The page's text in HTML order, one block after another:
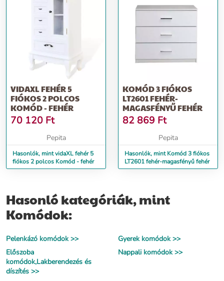
VIDAXL FEHÉR 5
FIÓKOS 2 POLCOS
KOMÓD - FEHÉR
70 120 Ft
Pepita
Hasonlók, mint vidaXL fehér 5
fiókos 2 polcos Komód - fehér
KOMÓD 3 FIÓKOS
LT2601 FEHÉR-
MAGASFÉNYŰ FEHÉR
82 869 Ft
Pepita
Hasonlók, mint Komód 3 fiókos
LT2601 fehér-magasfényű fehér
Hasonló kategóriák, mint
Komódok:
Pelenkázó komódok >>
Gyerek komódok >>
Előszoba
komódok,Lakberendezés és
díszítés >>
Nappali komódok >>